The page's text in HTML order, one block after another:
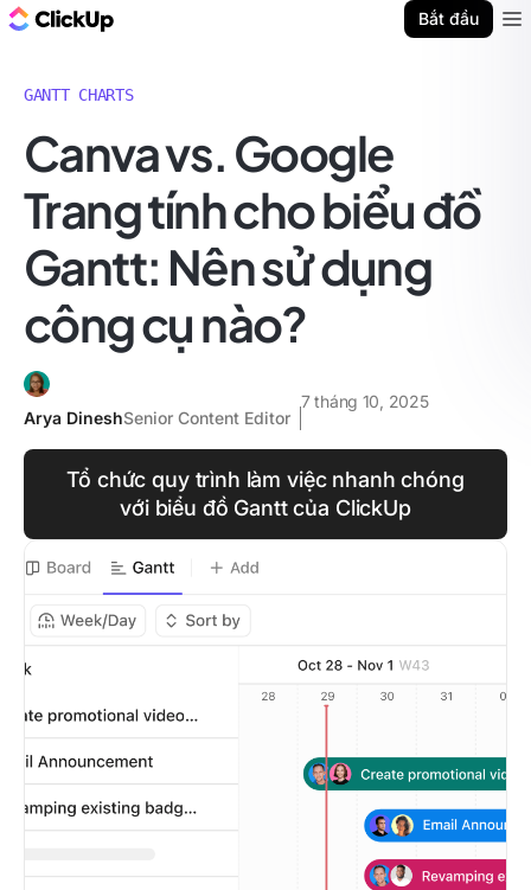
Bắt đầu
GANTT CHARTS
Canva vs. Google
Trang tính cho biểu đồ
Gantt: Nên sử dụng
công cụ nào?
Arya DineshSenior Content Editor
7 tháng 10, 2025
Tổ chức quy trình làm việc nhanh chóng
với biểu đồ Gantt của ClickUp